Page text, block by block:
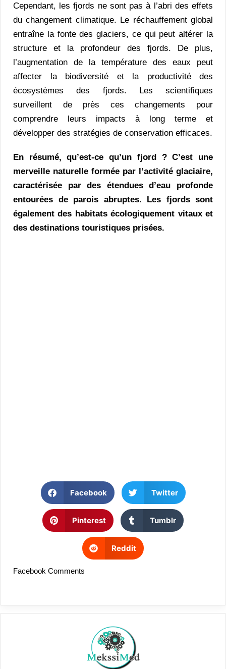
Cependant, les fjords ne sont pas à l’abri des effets
du changement climatique. Le réchauffement global
entraîne la fonte des glaciers, ce qui peut altérer la
structure et la profondeur des fjords. De plus,
l’augmentation de la température des eaux peut
affecter la biodiversité et la productivité des
écosystèmes des fjords. Les scientifiques
surveillent de près ces changements pour
comprendre leurs impacts à long terme et
développer des stratégies de conservation efficaces.
En résumé, qu’est-ce qu’un fjord ? C’est une
merveille naturelle formée par l’activité glaciaire,
caractérisée par des étendues d’eau profonde
entourées de parois abruptes. Les fjords sont
également des habitats écologiquement vitaux et
des destinations touristiques prisées.
Facebook Twitter
Pinterest Tumblr
Reddit
Facebook Comments